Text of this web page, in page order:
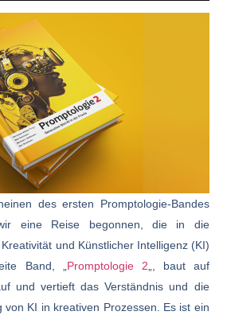
des ersten Promptologie-Bandes
eine Reise begonnen, die in die
und Künstlicher Intelligenz (KI)
Band, „ Promptologie 2 „, baut auf
und vertieft das Verständnis und die
von KI in kreativen Prozessen. Es ist ein